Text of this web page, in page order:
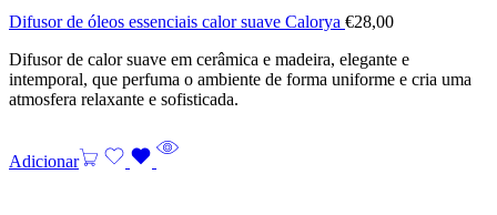
Difusor de óleos essenciais calor suave Calorya €28,00
Difusor de calor suave em cerâmica e madeira, elegante e
intemporal, que perfuma o ambiente de forma uniforme e cria uma
atmosfera relaxante e sofisticada.
Adicionar